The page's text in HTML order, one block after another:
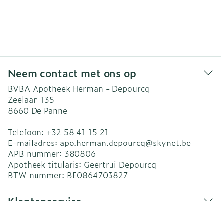
Neem contact met ons op
BVBA Apotheek Herman - Depourcq
Zeelaan 135
8660 De Panne
Telefoon: +32 58 41 15 21
E-mailadres: apo.herman.depourcq@skynet.be
APB nummer: 380806
Apotheek titularis: Geertrui Depourcq
BTW nummer: BE0864703827